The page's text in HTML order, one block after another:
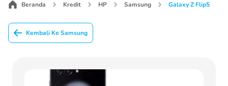
83.19%
Beranda Kredit HP Samsung Galaxy Z Flip5
Kembali Ke Samsung